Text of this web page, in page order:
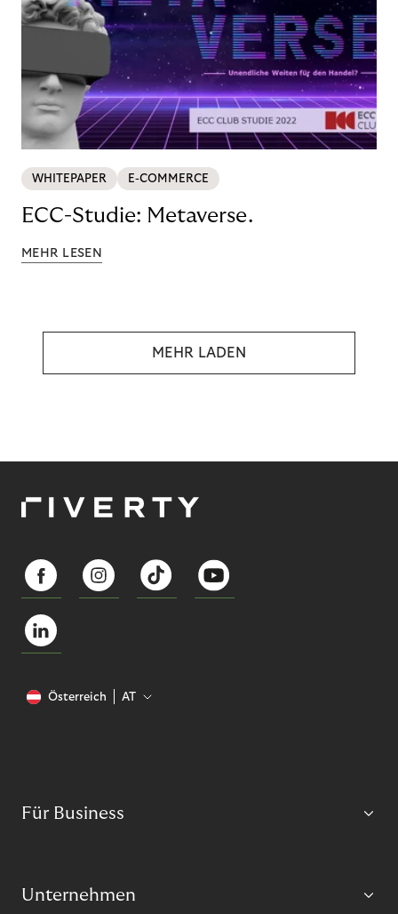
WHITEPAPER E-COMMERCE
ECC-Studie: Metaverse.
MEHR LESEN
MEHR LADEN
Österreich AT
Für Business
Unternehmen